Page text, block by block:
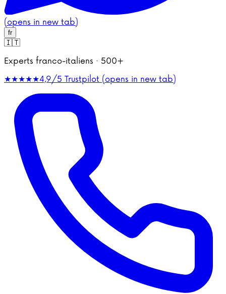
(opens in new tab)
fr
🇮🇹
Experts franco-italiens · 500+
★★★★★4,9/5 Trustpilot (opens in new tab)